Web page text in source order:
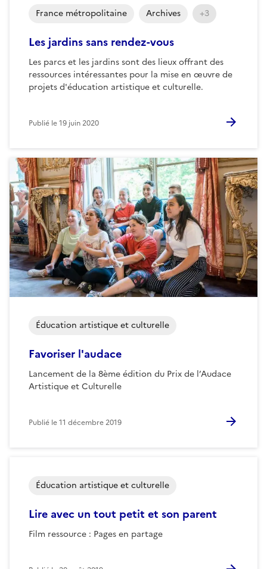
Les jardins sans rendez-vous
Les parcs et les jardins sont des lieux offrant des
ressources intéressantes pour la mise en œuvre de
projets d'éducation artistique et culturelle.
France métropolitaine Archives +3
Publié le19 juin 2020
Favoriser l'audace
Lancement de la 8ème édition du Prix de l’Audace
Artistique et Culturelle
Éducation artistique et culturelle
Publié le11 décembre 2019
Lire avec un tout petit et son parent
Film ressource : Pages en partage
Éducation artistique et culturelle